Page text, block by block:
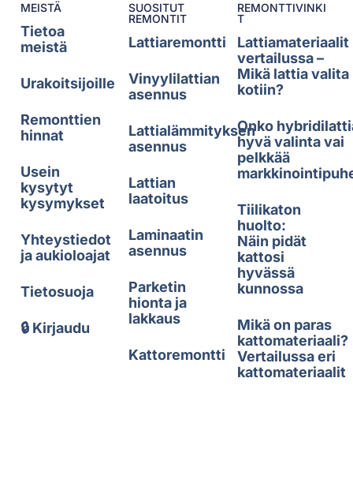
MEISTÄ
Tietoa
meistä
Urakoitsijoille
Remonttien
hinnat
Usein
kysytyt
kysymykset
Yhteystiedot
ja aukioloajat
Tietosuoja
🔒 Kirjaudu
SUOSITUT
REMONTIT
Lattiaremontti
Vinyylilattian
asennus
Lattialämmityksen
asennus
Lattian
laatoitus
Laminaatin
asennus
Parketin
hionta ja
lakkaus
Kattoremontti
REMONTTIVINKI
T
Lattiamateriaalit
vertailussa –
Mikä lattia valita
kotiin?
Onko
hyvä valinta vai
pelkkää
Tiilikaton
huolto:
Näin pidät
kattosi
hyvässä
kunnossa
Mikä on paras
kattomateriaali?
Vertailussa eri
kattomateriaalit